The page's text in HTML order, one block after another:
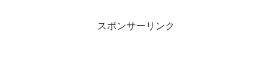
スポンサーリンク